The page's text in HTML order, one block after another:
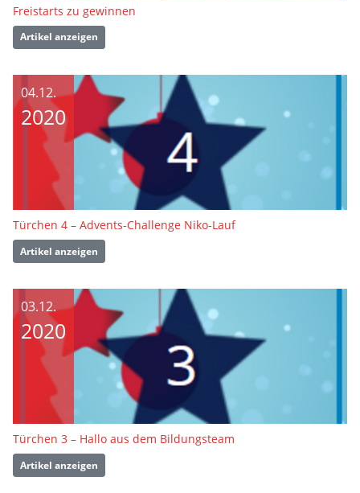
Freistarts zu gewinnen
Artikel anzeigen
04.12.
2020
Türchen 4 – Advents-Challenge Niko-Lauf
Artikel anzeigen
03.12.
2020
Türchen 3 – Hallo aus dem Bildungsteam
Artikel anzeigen